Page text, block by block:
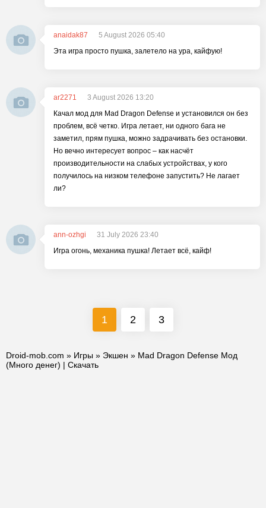
anaidak87
5 August 2026 05:40
Эта игра просто пушка, залетело на ура, кайфую!
ar2271
3 August 2026 13:20
Качал мод для Mad Dragon Defense и установился он без
проблем, всё четко. Игра летает, ни одного бага не
заметил, прям пушка, можно задрачивать без остановки.
Но вечно интересует вопрос – как насчёт
производительности на слабых устройствах, у кого
получилось на низком телефоне запустить? Не лагает
ли?
ann-ozhgi
31 July 2026 23:40
Игра огонь, механика пушка! Летает всё, кайф!
1 2 3
Droid-mob.com » Игры » Экшен » Mad Dragon Defense Мод
(Много денег) | Скачать